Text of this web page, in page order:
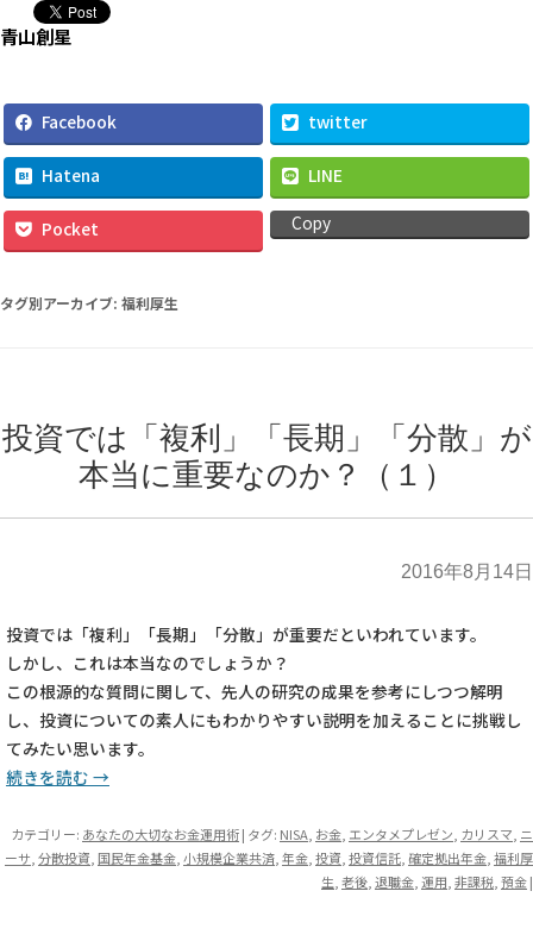
タグ別アーカイブ: 福利厚生
投資では「複利」「長期」「分散」が
本当に重要なのか？（１）
2016年8月14日
投資では「複利」「長期」「分散」が重要だといわれています。
しかし、これは本当なのでしょうか？
この根源的な質問に関して、先人の研究の成果を参考にしつつ解明
し、投資についての素人にもわかりやすい説明を加えることに挑戦し
てみたい思います。
続きを読む →
カテゴリー: あなたの大切なお金運用術| タグ: NISA お金 エンタメプレゼン カリスマ ニ
ーサ 分散投資 国民年金基金 小規模企業共済 年金 投資 投資信託 確定拠出年金 福利厚
生 老後 退職金 運用 非課税 預金|